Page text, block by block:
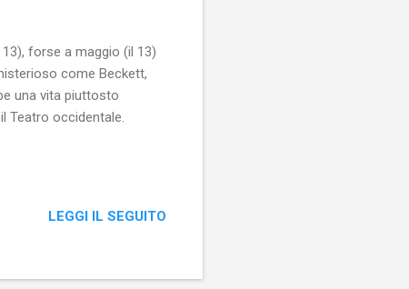
forse a maggio (il 13)
come Beckett,
una vita piuttosto
Teatro occidentale.
LEGGI IL SEGUITO